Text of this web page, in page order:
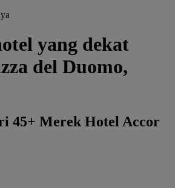
yang dekat
del Duomo,
45+ Merek Hotel Accor